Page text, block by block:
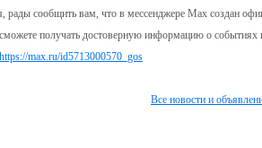
рады сообщить вам, что в мессенджере Max создан
получать достоверную информацию о событиях
https://max.ru/id5713000570_gos
Все новости и